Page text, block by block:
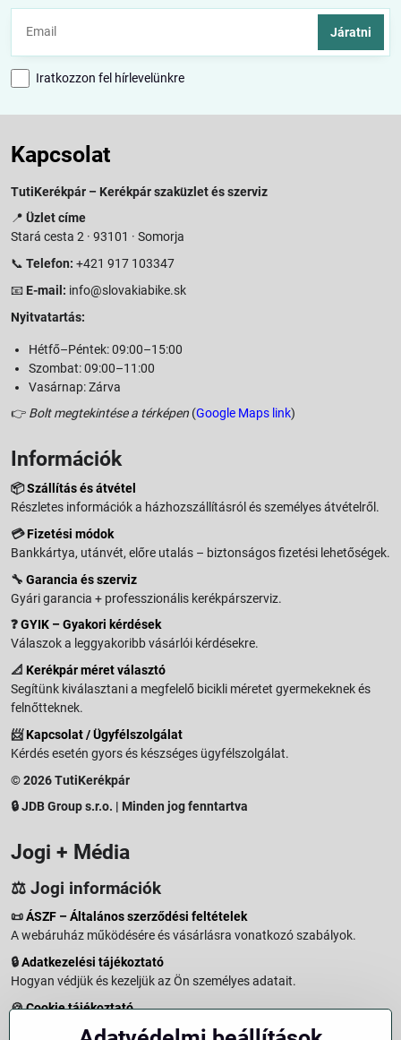
Járatni
Iratkozzon fel hírlevelünkre
Kapcsolat
TutiKerékpár – Kerékpár szaküzlet és szerviz
📍 Üzlet címe
Stará cesta 2 · 93101 · Somorja
📞 Telefon: +421 917 103347
📧 E-mail: info@slovakiabike.sk
Nyitvatartás:
Hétfő–Péntek: 09:00–15:00
Szombat: 09:00–11:00
Vasárnap: Zárva
👉 Bolt megtekintése a térképen (Google Maps link)
Információk
📦Szállítás és átvétel
Részletes információk a házhozszállításról és személyes átvételről.
💳Fizetési módok
Bankkártya, utánvét, előre utalás – biztonságos fizetési lehetőségek.
🔧 Garancia és szerviz
Gyári garancia + professzionális kerékpárszerviz.
❓GYIK – Gyakori kérdések
Válaszok a leggyakoribb vásárlói kérdésekre.
📐 Kerékpár méret választó
Segítünk kiválasztani a megfelelő bicikli méretet gyermekeknek és
felnőtteknek.
📨Kapcsolat / Ügyfélszolgálat
Kérdés esetén gyors és készséges ügyfélszolgálat.
© 2026 TutiKerékpár
🔒 JDB Group s.r.o. | Minden jog fenntartva
Jogi + Média
⚖️ Jogi információk
📜ÁSZF – Általános szerződési feltételek
A webáruház működésére és vásárlásra vonatkozó szabályok.
🔒Adatkezelési tájékoztató
Hogyan védjük és kezeljük az Ön személyes adatait.
🍪Cookie tájékoztató
A weboldalon használt sütikről és adatkezelésről.